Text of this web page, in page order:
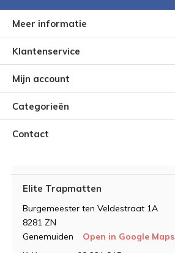
Meer informatie
Klantenservice
Mijn account
Categorieën
Contact
Elite Trapmatten
Burgemeester ten Veldestraat 1A
8281 ZN
Genemuiden
Open in Google Maps